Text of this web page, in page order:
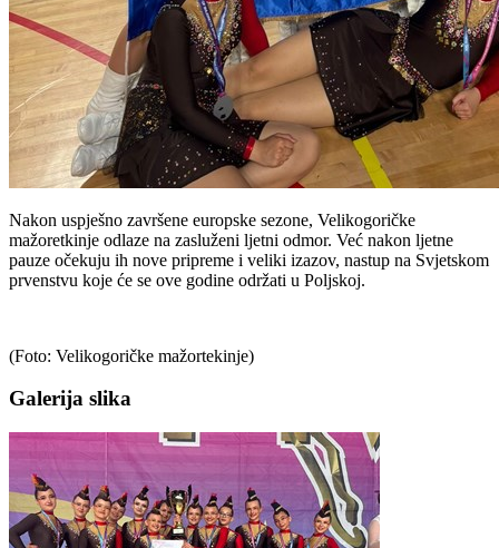
Nakon uspješno završene europske sezone, Velikogoričke
mažoretkinje odlaze na zasluženi ljetni odmor. Već nakon ljetne
pauze očekuju ih nove pripreme i veliki izazov, nastup na Svjetskom
prvenstvu koje će se ove godine održati u Poljskoj.
(Foto: Velikogoričke mažortekinje)
Galerija slika